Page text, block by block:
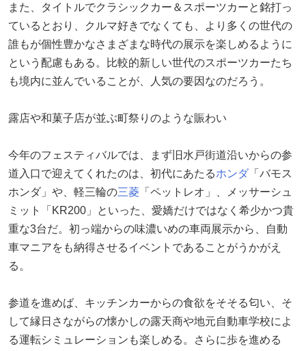
また、タイトルでクラシックカー＆スポーツカーと銘打っ
ているとおり、クルマ好きでなくても、より多くの世代の
誰もが個性豊かなさまざまな時代の展示を楽しめるように
という配慮もある。比較的新しい世代のスポーツカーたち
も境内に並んでいることが、人気の要因なのだろう。
露店や和菓子店が並ぶ町祭りのような賑わい
今年のフェスティバルでは、まず旧水戸街道沿いからの参
道入口で迎えてくれたのは、初代にあたるホンダ 「バモス
ホンダ」や、軽三輪の三菱 「ペットレオ」、メッサーシュ
ミット「KR200」といった、愛嬌だけではなく希少かつ貴
重な3台だ。初っ端からの味濃いめの車両展示から、自動
車マニアをも納得させるイベントであることがうかがえ
る。
参道を進めば、キッチンカーからの食欲をそそる匂い、そ
して縁日さながらの懐かしの露天商や地元自動車学校によ
る運転シミュレーションも楽しめる。さらに歩を進める